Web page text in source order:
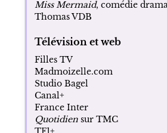
Miss Mermaid, comédie
Thomas VDB
Télévision et web
Filles TV
Madmoizelle.com
Studio Bagel
Canal+
France Inter
Quotidiensur TMC